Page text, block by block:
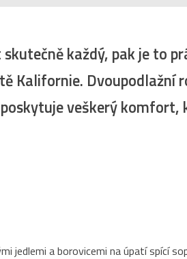
každý, pak je to
Kalifornie. Dvoupodlažní
veškerý komfort,
jedlemi a borovicemi na úpatí spící